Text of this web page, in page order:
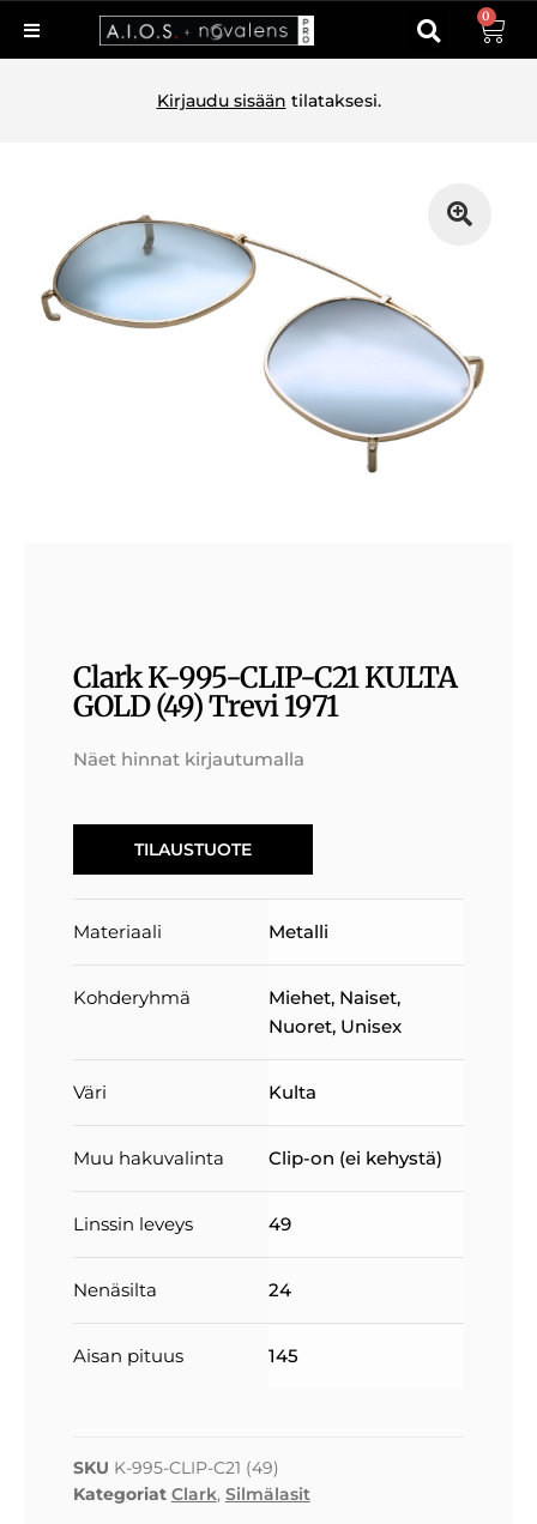
0
Kirjaudu sisään tilataksesi.
Clark K-995-CLIP-C21 KULTA
GOLD (49) Trevi 1971
Näet hinnat kirjautumalla
TILAUSTUOTE
Materiaali Metalli
Kohderyhmä Miehet, Naiset,
Nuoret, Unisex
Väri Kulta
Muu hakuvalinta Clip-on (ei kehystä)
Linssin leveys 49
Nenäsilta 24
Aisan pituus 145
SKU K-995-CLIP-C21 (49)
Kategoriat Clark, Silmälasit